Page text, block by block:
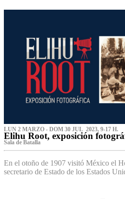
LUN 2 MARZO - DOM 30 JUL 2023, 9-17 H.
Elihu Root, exposición
Sala de Batalla
En el otoño de 1907 visitó México el
secretario de Estado de los Estados